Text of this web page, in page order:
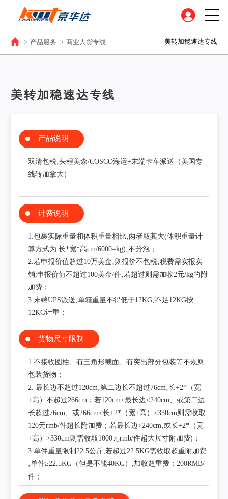
> 产品服务 > 商业大货专线 美转加稳速达专线
美转加稳速达专线
产品说明
双清包税‚头程美森/COSCO海运+末端卡车派送（美国专
线转加拿大）
计费说明
1.包裹实际重量和体积重量相比‚两者取其大(体积重量计
算方式为:长*宽*高cm/6000=kg)‚不分泡；
2.若申报价值超过10万美金‚则报价不包税‚税费需实报实
销;申报价值不超过100美金/件‚若超过则需加收2元/kg的附
加费；
3.末端UPS派送‚单箱重量不得低于12KG‚不足12KG按
12KG计重；
货物尺寸限制
1.不接收圆柱、有三角形截面、有突出部分包装等不规则
包装货物；
2. 最长边不超过120cm‚第二边长不超过76cm‚长+2*（宽
+高）不超过266cm；若120cm<最长边<240cm、或第二边
长超过76cm、或266cm<长+2*（宽+高）<330cm则需收取
120元rmb/件超长附加费；若最长边>240cm‚或长+2*（宽
+高）>330cm则需收取1000元rmb/件超大尺寸附加费)；
3.单件重量限制22.5公斤,若超过22.5KG需收取超重附加费
‚单件≥22.5KG（但是不能40KG）,加收超重费：200RMB/
件；